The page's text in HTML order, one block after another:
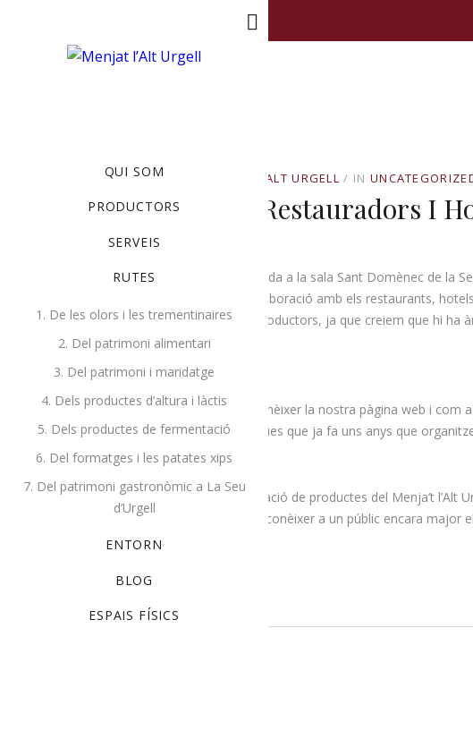
QUI SOM
PRODUCTORS
SERVEIS
RUTES
1. De les olors i les trementinaires
2. Del patrimoni alimentari
3. Del patrimoni i maridatge
4. Dels productes d’altura i làctis
5. Dels productes de fermentació
6. Del formatges i les patates xips
7. Del patrimoni gastronòmic a La Seu
d’Urgell
ENTORN
BLOG
ESPAIS FÍSICS
MARÇ 22, 2022 BY PRODUCTORS ALT URGELL IN
Ens Trobem Amb Restauradors I
Col·laboracions
Aquest dilluns hem celebrat una trobada a la sala Sant Domènec de la
mirar de trobar noves formes de col·laboració amb els restaurants,
a conèixer l’associació i els nostres productors, ja que creiem que hi ha
D’altra banda, també hem donat a conèixer la nostra pàgina web i
posat en valor les rutes gastronòmiques que ja fa uns anys que
patrimoni.
Hem clos la trobada amb una degustació de productes del Menja’t l’Alt
col·laboracions que permetin donar a conèixer a un públic encara
READ MORE